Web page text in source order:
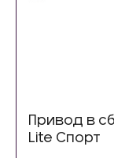
Привод в
Lite Спорт